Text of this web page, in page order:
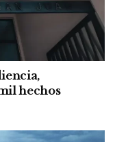
hechos